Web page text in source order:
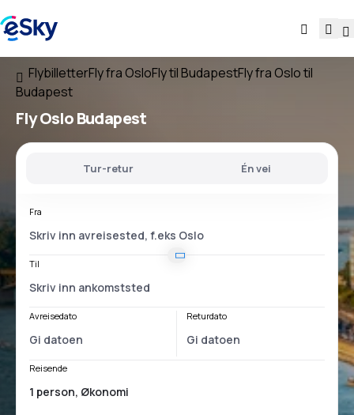
FlybilletterFly fra OsloFly til BudapestFly fra Oslo til
Budapest
FlyOslo Budapest
Tur-retur Én vei
Fra
Til
Avreisedato Returdato
Reisende